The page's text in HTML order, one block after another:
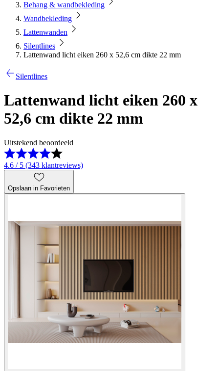
Behang & wandbekleding
Wandbekleding
Lattenwanden
Silentlines
Lattenwand licht eiken 260 x 52,6 cm dikte 22 mm
Silentlines
Lattenwand licht eiken 260 x
52,6 cm dikte 22 mm
Uitstekend beoordeeld
4.6 / 5 (343 klantreviews)
Opslaan in Favorieten